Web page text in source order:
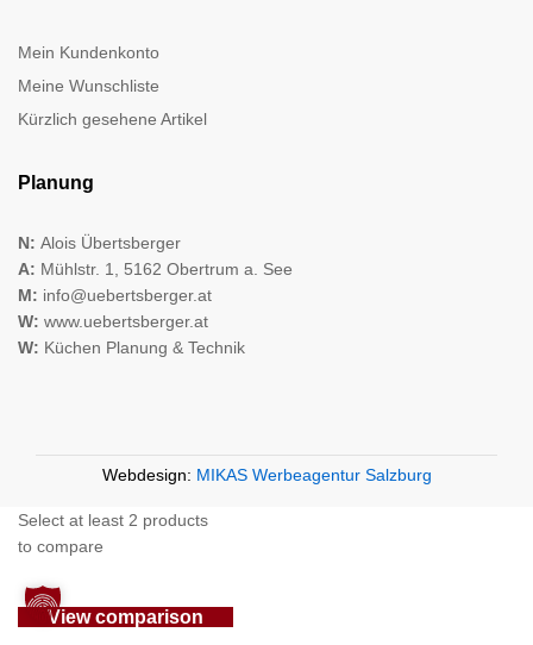
Mein Kundenkonto
Meine Wunschliste
Kürzlich gesehene Artikel
Planung
N: Alois Übertsberger
A: Mühlstr. 1, 5162 Obertrum a. See
M: info@uebertsberger.at
W: www.uebertsberger.at
W: Küchen Planung & Technik
Webdesign: MIKAS Werbeagentur Salzburg
Select at least 2 products
to compare
View comparison